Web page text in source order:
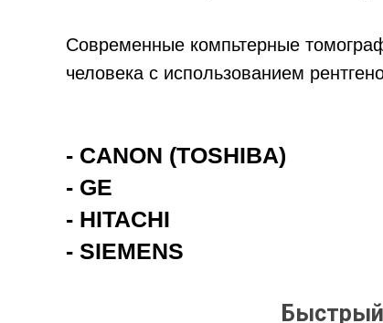
Современные компьтерные
человека с использованием
- CANON (TOSHIBA)
- GE
- HITACHI
- SIEMENS